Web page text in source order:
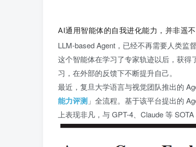
AI通用智能体的自我进化能力，并非遥不
LLM-based Agent，已经不再需要人类监
这个智能体在学习了专家轨迹以后，获
习，在外部的反馈下不断提升自己。
最近，复旦大学语言与视觉团队推出的
能力评测 」全流程。基于该平台提出的
上表现非凡，与 GPT-4、Claude 等 SOTA